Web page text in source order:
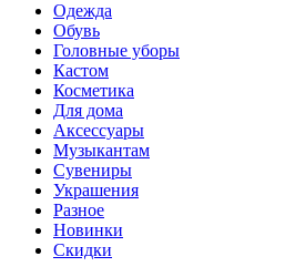
Одежда
Обувь
Головные уборы
Кастом
Косметика
Для дома
Аксессуары
Музыкантам
Сувениры
Украшения
Разное
Новинки
Скидки